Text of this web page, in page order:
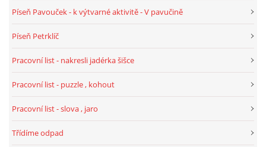
TÝDENNÍ PLÁNY
MONTESSORI AKTIVITA
Píseň Pavouček - k výtvarné aktivitě - V pavučině
Píseň Petrklíč
Pracovní list - nakresli jadérka šišce
Pracovní list - puzzle , kohout
Pracovní list - slova , jaro
Třídíme odpad